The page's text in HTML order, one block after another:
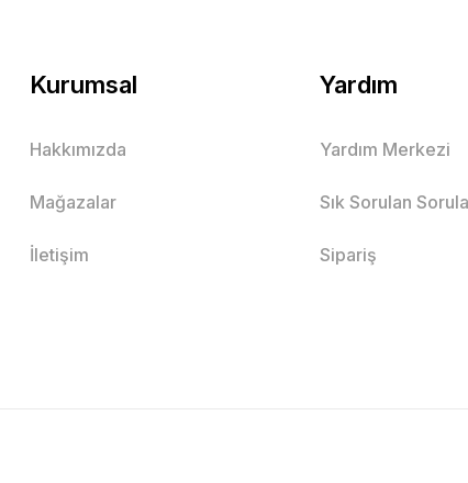
Kurumsal
Hakkımızda
Mağazalar
İletişim
Yardım
Yardım Merkezi
Sık Sorulan
Sipariş